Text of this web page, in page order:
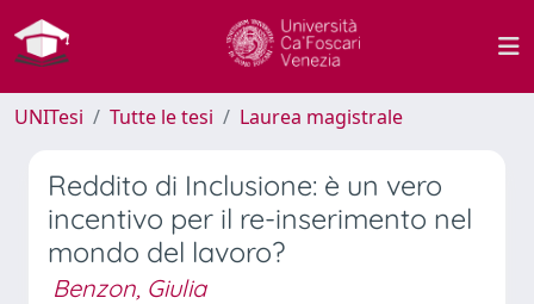
UNITesi Tutte le tesi Laurea magistrale
Reddito di Inclusione: è un vero
incentivo per il re-inserimento nel
mondo del lavoro?
Benzon, Giulia